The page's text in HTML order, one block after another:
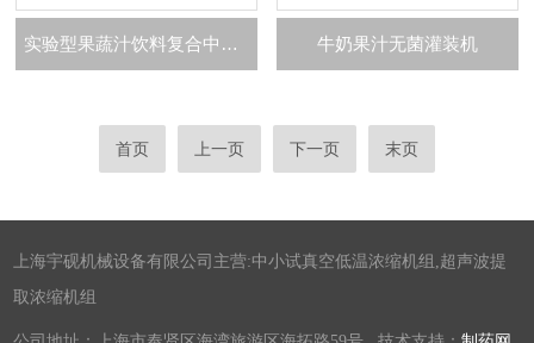
实验型果蔬汁饮料复合中小试生产线 牛奶果汁无菌灌装机
首页 上一页 下一页 末页
上海宇砚机械设备有限公司主营:中小试真空低温浓缩机组,超声波提
取浓缩机组